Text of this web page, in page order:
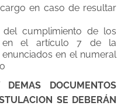
en caso de resultar
cumplimiento de los
en el artículo 7 de la
en el numeral
DOCUMENTOS
SE DEBERÁN